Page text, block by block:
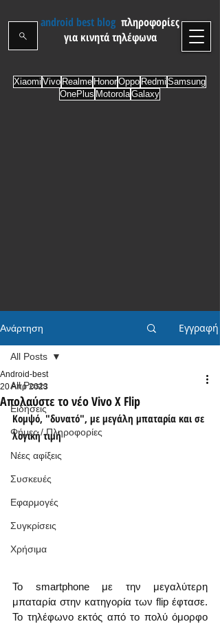
android best blog πληροφορίες
για κινητά τηλέφωνα
Xiaomi Vivo Realme HonorOppo Redmi Samsung
OnePlus MotorolaGalaxy
Ανάρτηση Εγγραφή
All Posts
Ειδήσεις
Φήμες / Πληροφορίες
Νέες αφίξεις
Συσκευές
Εφαρμογές
Συγκρίσεις
Χρήσιμα
All Posts
Απολαύστε το νέο Vivo X Flip
Android-best
20 Απρ 2023
Κομψό, "δυνατό", με μεγάλη μπαταρία και σε
λογική τιμή
Το smartphone με την μεγαλύτερη
μπαταρία στην κατηγορία των flip έφτασε.
Το τηλέφωνο εκτός από το πολύ όμορφο